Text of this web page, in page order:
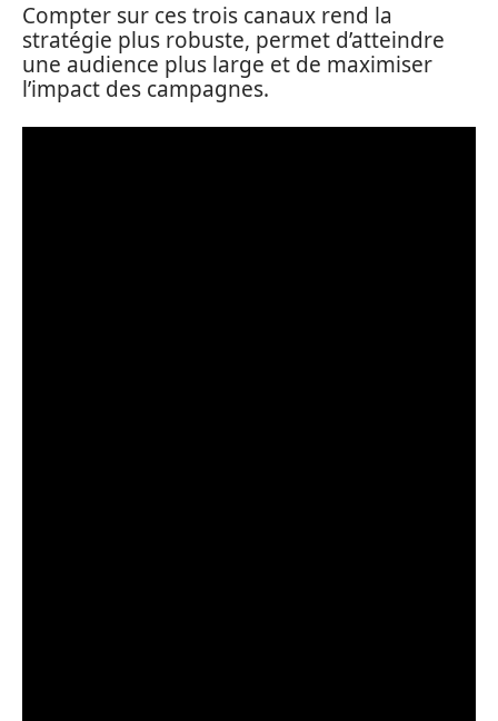
Compter sur ces trois canaux rend la
stratégie plus robuste, permet d’atteindre
une audience plus large et de maximiser
l’impact des campagnes.